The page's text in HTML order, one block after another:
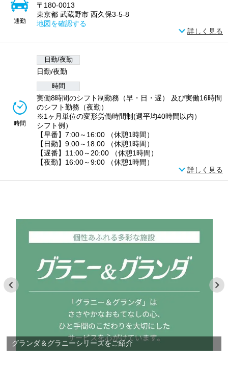
通勤
〒180-0013
東京都 武蔵野市 西久保3-5-8
地図を確認する
詳しく見る
時間
日勤/夜勤
日勤/夜勤
時間
実働8時間のシフト制勤務（早・日・遅） 及び実働16時間
のシフト勤務（夜勤）
※1ヶ月単位の変形労働時間制(週平均40時間以内）
シフト例）
【早番】7:00～16:00 （休憩1時間）
【日勤】9:00～18:00 （休憩1時間）
【遅番】11:00～20:00 （休憩1時間）
【夜勤】16:00～9:00 （休憩1時間）
詳しく見る
グランダ＆グラニーシリーズをご紹介